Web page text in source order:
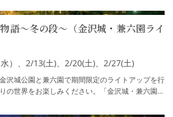
語～冬の段～（金沢城・兼六園ライ
）、2/13(土)、2/20(土)、2/27(土)
沢城公園と兼六園で期間限定のライトアップを行
の世界をお楽しみください。「金沢城・兼六園四